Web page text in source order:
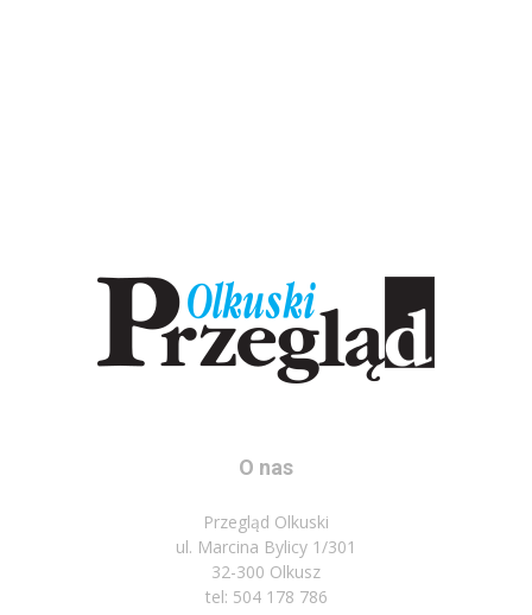
O nas
Przegląd Olkuski
ul. Marcina Bylicy 1/301
32-300 Olkusz
tel: 504 178 786